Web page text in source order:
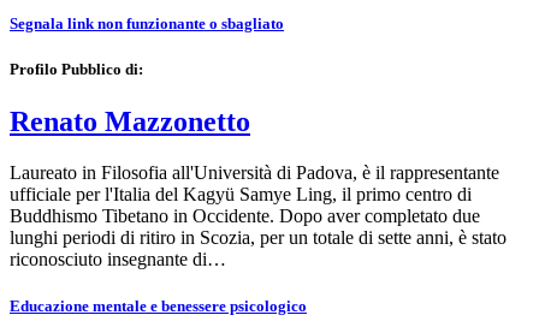
Segnala link non funzionante o sbagliato
Profilo Pubblico di:
Renato Mazzonetto
Laureato in Filosofia all'Università di Padova, è il rappresentante
ufficiale per l'Italia del Kagyü Samye Ling, il primo centro di
Buddhismo Tibetano in Occidente. Dopo aver completato due
lunghi periodi di ritiro in Scozia, per un totale di sette anni, è stato
riconosciuto insegnante di…
Educazione mentale e benessere psicologico